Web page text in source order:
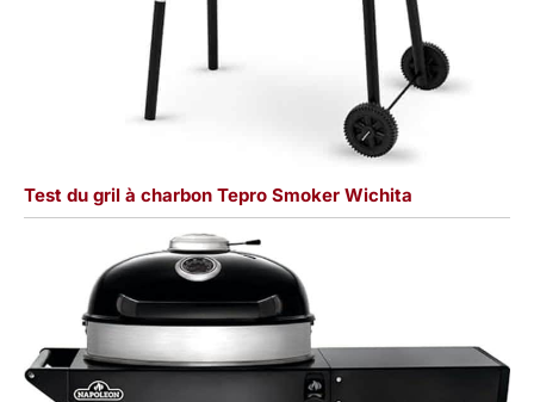
Test du gril à charbon Tepro Smoker Wichita